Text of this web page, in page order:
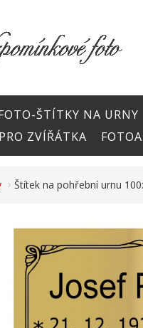
ŠTÍTKY NA URNY
ZVÍŘÁTKA
Štítek na pohřební urnu